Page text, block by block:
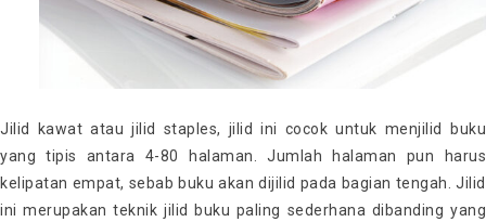
Jilid kawat atau jilid staples, jilid ini cocok untuk menjilid buku
yang tipis antara 4-80 halaman. Jumlah halaman pun harus
kelipatan empat, sebab buku akan dijilid pada bagian tengah. Jilid
ini merupakan teknik jilid buku paling sederhana dibanding yang